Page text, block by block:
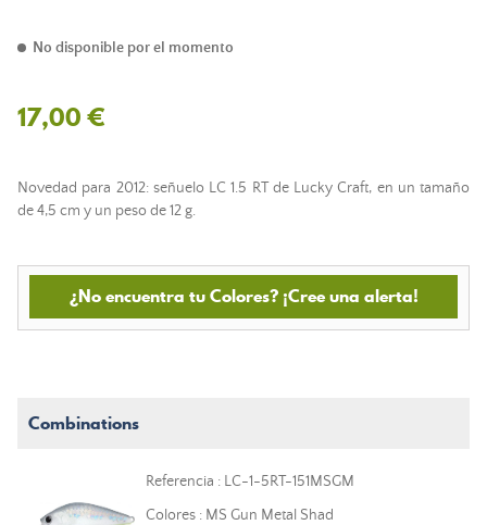
No disponible por el momento
17,00 €
Novedad para 2012: señuelo LC 1.5 RT de Lucky Craft, en un tamaño
de 4,5 cm y un peso de 12 g.
¿No encuentra tu Colores? ¡Cree una alerta!
Combinations
Referencia : LC-1-5RT-151MSGM
Colores : MS Gun Metal Shad